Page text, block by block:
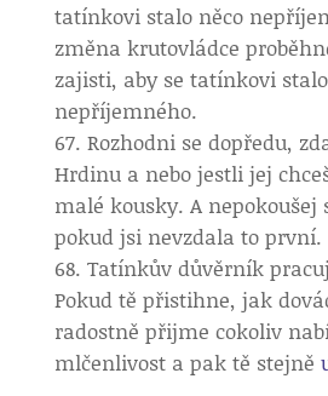
tatínkovi stalo něco
změna krutovládce
zajisti, aby se tatínkovi
nepříjemného.
Rozhodni se dopředu,
Hrdinu a nebo jestli jej
malé kousky. A nepokoušej
pokud jsi nevzdala to první.
Tatínkův důvěrník
Pokud tě přistihne, jak
radostně přijme cokoliv
mlčenlivost a pak tě stejně